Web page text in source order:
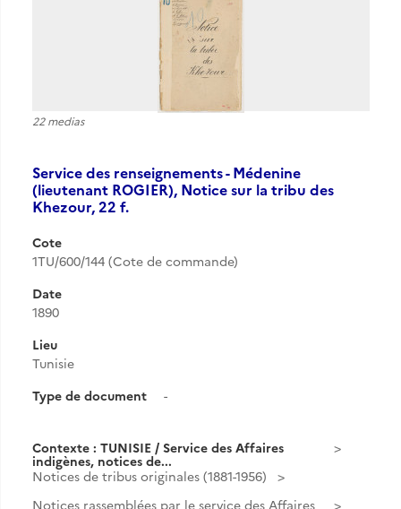
22 medias
Service des renseignements - Médenine
(lieutenant ROGIER), Notice sur la tribu des
Khezour, 22 f.
Cote
1TU/600/144 (Cote de commande)
Date
1890
Lieu
Tunisie
Type de document
-
Contexte : TUNISIE / Service des Affaires
indigènes, notices de...
Notices de tribus originales (1881-1956)
Notices rassemblées par le service des Affaires